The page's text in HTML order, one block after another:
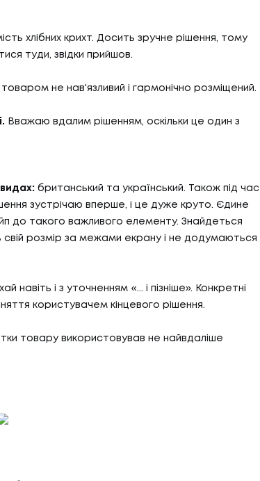
хлібних крихт. Досить зручне рішення, тому
туди, звідки прийшов.
товаром не нав'язливий і гармонічно розміщений.
Вважаю вдалим рішенням, оскільки це один з
британський та український. Також під час
зустрічаю вперше, і це дуже круто. Єдине
до такого важливого елементу. Знайдеться
свій розмір за межами екрану і не додумаються
навіть і з уточненням «... і пізніше». Конкретні
користувачем кінцевого рішення.
товару використовував не найвдаліше